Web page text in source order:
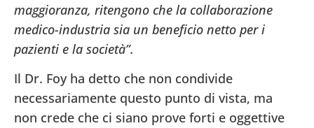
maggioranza, ritengono che la collaborazione
medico-industria sia un beneficio netto per i
pazienti e la società”.
Il Dr. Foy ha detto che non condivide
necessariamente questo punto di vista, ma
non crede che ci siano prove forti e oggettive